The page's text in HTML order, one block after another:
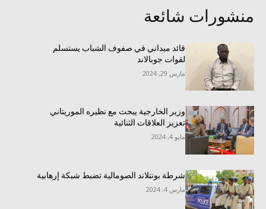
منشورات شائعة
قائد ميداني في صفوف الشباب يستسلم
لقوات جوبالاند
مارس 29, 2024
وزير الخارجية يبحث مع نظيره الموريتاني
تعزيز العلاقات الثنائية
مايو 4, 2024
شرطة بونتلاند الصومالية تضبط شبكة إرهابية
مارس 4, 2024